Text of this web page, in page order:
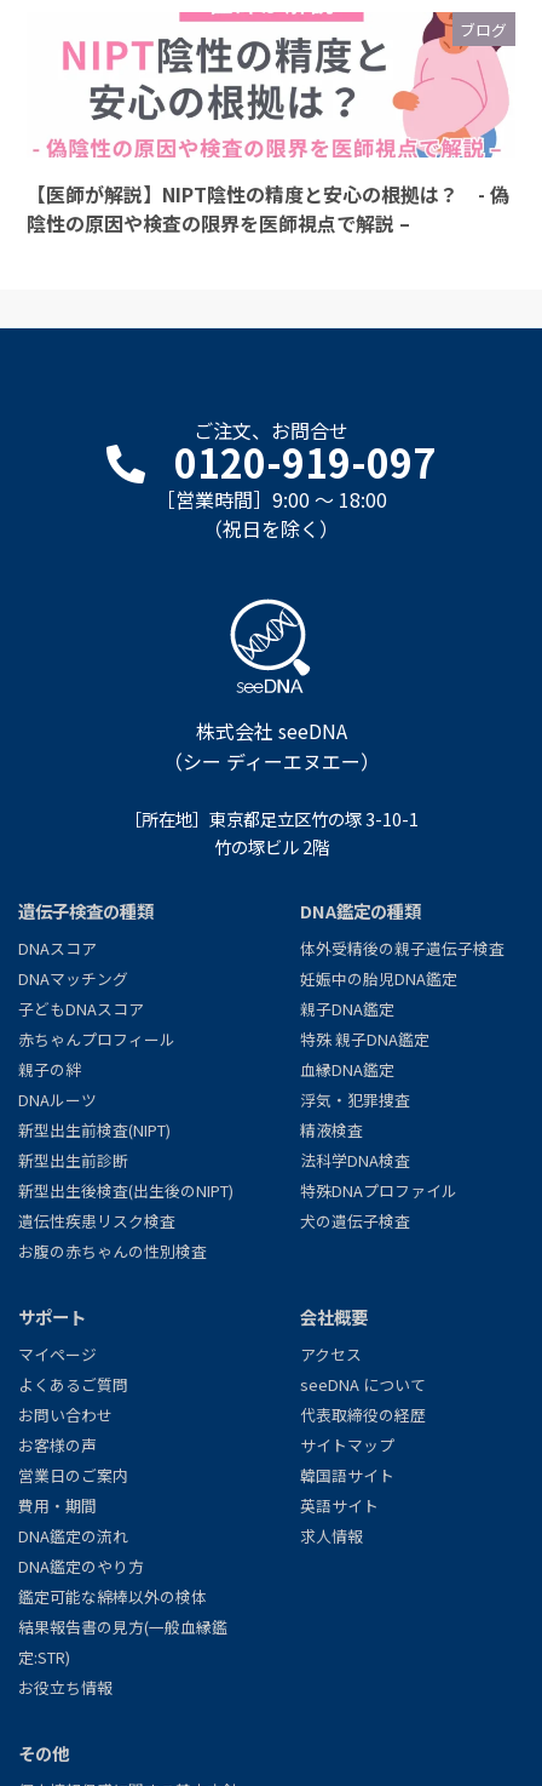
ブログ
【医師が解説】NIPT陰性の精度と安心の根拠は？ - 偽
陰性の原因や検査の限界を医師視点で解説 –
ご注文、お問合せ
0120-919-097
［営業時間］9:00 ～ 18:00
（祝日を除く）
株式会社 seeDNA
（シー ディーエヌエー）
［所在地］東京都足立区竹の塚 3-10-1
竹の塚ビル 2階
遺伝子検査の種類
DNAスコア
DNAマッチング
子どもDNAスコア
赤ちゃんプロフィール
親子の絆
DNAルーツ
新型出生前検査(NIPT)
新型出生前診断
新型出生後検査(出生後のNIPT)
遺伝性疾患リスク検査
お腹の赤ちゃんの性別検査
DNA鑑定の種類
体外受精後の親子遺伝子検査
妊娠中の胎児DNA鑑定
親子DNA鑑定
特殊 親子DNA鑑定
血縁DNA鑑定
浮気・犯罪捜査
精液検査
法科学DNA検査
特殊DNAプロファイル
犬の遺伝子検査
サポート
マイページ
よくあるご質問
お問い合わせ
お客様の声
営業日のご案内
費用・期間
DNA鑑定の流れ
DNA鑑定のやり方
鑑定可能な綿棒以外の検体
結果報告書の見方(一般血縁鑑
定:STR)
お役立ち情報
会社概要
アクセス
seeDNA について
代表取締役の経歴
サイトマップ
韓国語サイト
英語サイト
求人情報
その他